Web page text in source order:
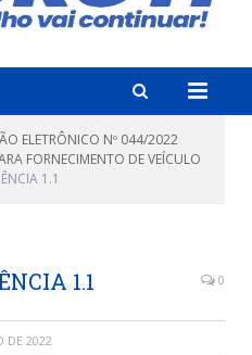
ELETRÔNICO Nº 044/2022
FORNECIMENTO DE VEÍCULO
1.1
1.1 0
DE 2022